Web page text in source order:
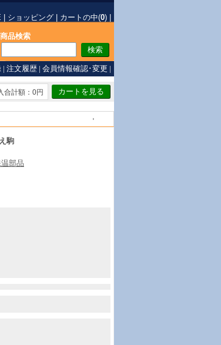
ショッピング カートの中(0)
商品検索
| 注文履歴 | 会員情報確認･変更 |
合計額：0円
駒
部品